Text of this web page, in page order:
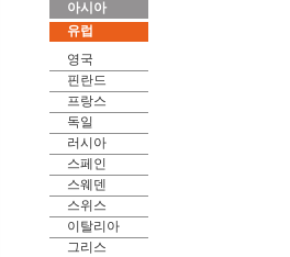
아시아
유럽
영국
핀란드
프랑스
독일
러시아
스페인
스웨덴
스위스
이탈리아
그리스